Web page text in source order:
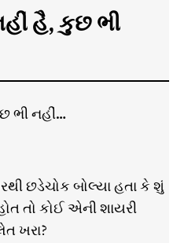
હૈ, કુછ ભી
ભી નહીં…
છડેચોક બોલ્યા હતા કે શું
તો કોઈ એની શાયરી
ખરા?